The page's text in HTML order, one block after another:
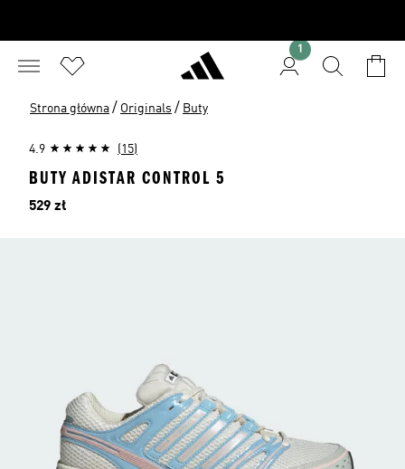
1
Strona główna / Originals / Buty
4.9 (15)
BUTY ADISTAR CONTROL 5
Cena
529 zł